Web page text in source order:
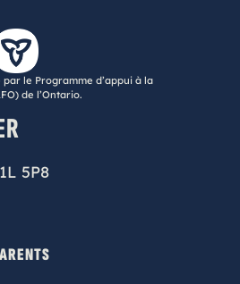
le Programme d’appui à la
de l’Ontario.
5P8